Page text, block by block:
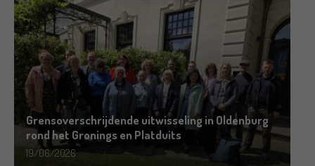
Grensoverschrijdende uitwisseling in Oldenburg
rond het Gronings en Platduits
19/06/2026